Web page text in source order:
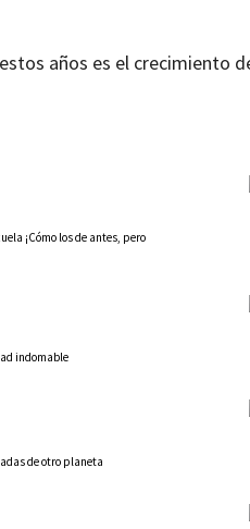
años es el crecimiento
¡Cómo los de antes, pero
indomable
de otro planeta